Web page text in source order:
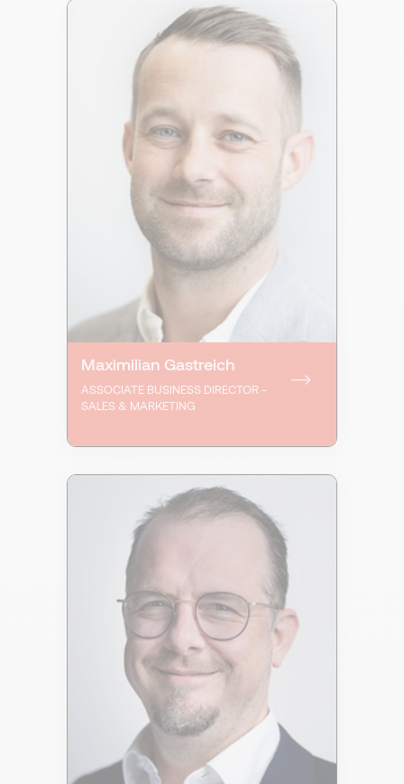
Maximilian Gastreich
ASSOCIATE BUSINESS DIRECTOR -
SALES & MARKETING